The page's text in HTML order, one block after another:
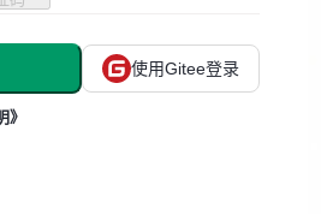
使用Gitee登录
》